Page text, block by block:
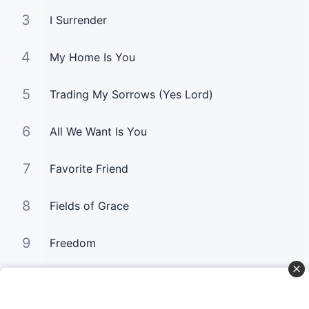
3 I Surrender
4 My Home Is You
5 Trading My Sorrows (Yes Lord)
6 All We Want Is You
7 Favorite Friend
8 Fields of Grace
9 Freedom